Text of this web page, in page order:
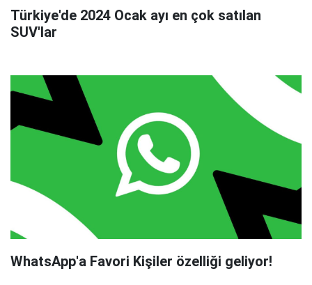
Türkiye'de 2024 Ocak ayı en çok satılan
SUV'lar
WhatsApp'a Favori Kişiler özelliği geliyor!